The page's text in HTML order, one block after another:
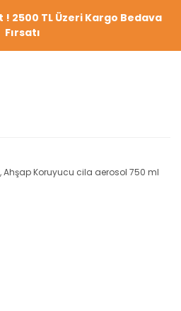
! 2500 TL Üzeri Kargo Bedava
Fırsatı